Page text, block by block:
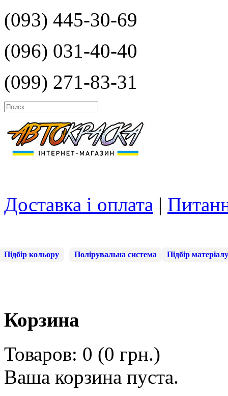
(093) 445-30-69
(096) 031-40-40
(099) 271-83-31
Доставка і оплата |
Підбір кольору Полірувальна система Підбір матеріалу
Корзина
Товаров: 0 (0 грн.)
Ваша корзина пуста.